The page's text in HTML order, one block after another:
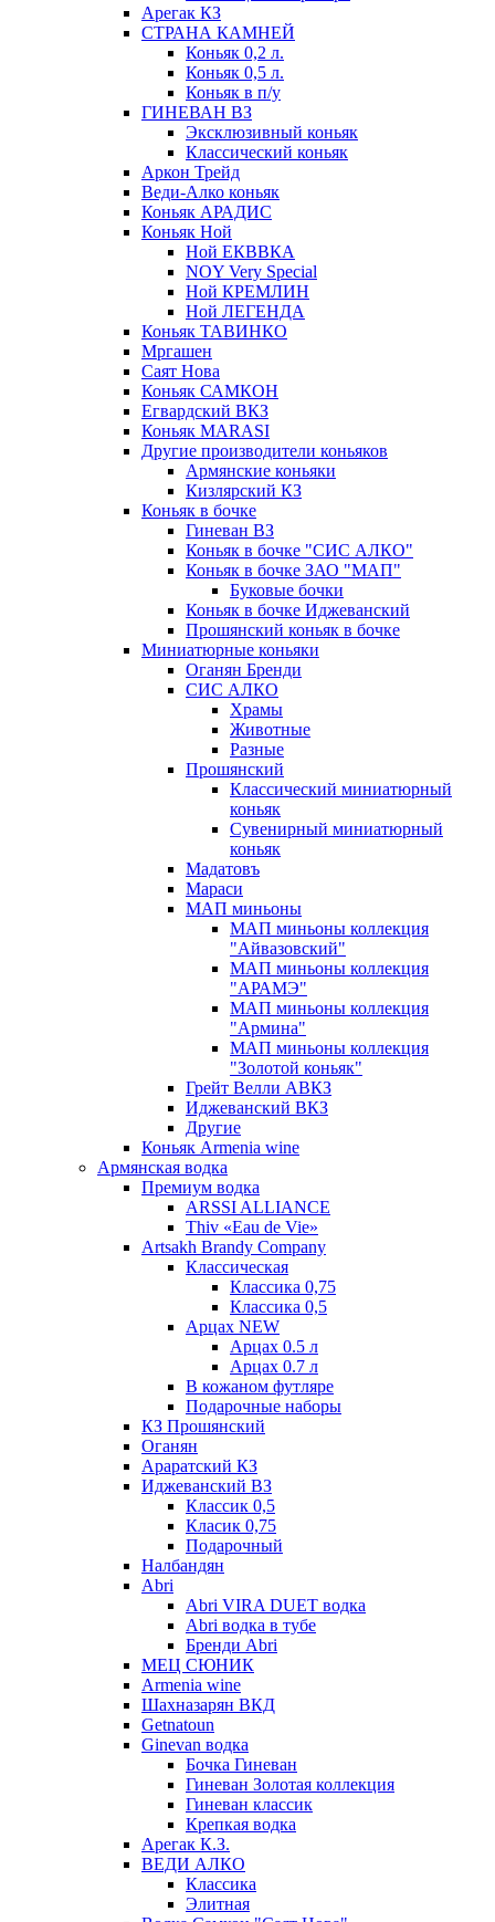
Арегак КЗ
СТРАНА КАМНЕЙ
Коньяк 0,2 л.
Коньяк 0,5 л.
Коньяк в п/у
ГИНЕВАН ВЗ
Эксклюзивный коньяк
Классический коньяк
Аркон Трейд
Веди-Алко коньяк
Коньяк АРАДИС
Коньяк Ной
Ной ЕКВВКА
NOY Very Special
Ной КРЕМЛИН
Ной ЛЕГЕНДА
Коньяк ТАВИНКО
Мргашен
Саят Нова
Коньяк САМКОН
Егвардский ВКЗ
Коньяк MARASI
Другие производители коньяков
Армянские коньяки
Кизлярский КЗ
Коньяк в бочке
Гиневан ВЗ
Коньяк в бочке "СИС АЛКО"
Коньяк в бочке ЗАО "МАП"
Буковые бочки
Коньяк в бочке Иджеванский
Прошянский коньяк в бочке
Миниатюрные коньяки
Оганян Бренди
СИС АЛКО
Храмы
Животные
Разные
Прошянский
Классический миниатюрный
коньяк
Сувенирный миниатюрный
коньяк
Мадатовъ
Мараси
МАП миньоны
МАП миньоны коллекция
"Айвазовский"
МАП миньоны коллекция
"АРАМЭ"
МАП миньоны коллекция
"Армина"
МАП миньоны коллекция
"Золотой коньяк"
Грейт Велли АВКЗ
Иджеванский ВКЗ
Другие
Коньяк Armenia wine
Армянская водка
Премиум водка
ARSSI ALLIANCE
Thiv «Eau de Vie»
Artsakh Brandy Company
Классическая
Классика 0,75
Классика 0,5
Арцах NEW
Арцах 0.5 л
Арцах 0.7 л
В кожаном футляре
Подарочные наборы
КЗ Прошянский
Оганян
Араратский КЗ
Иджеванский ВЗ
Классик 0,5
Класик 0,75
Подарочный
Налбандян
Abri
Abri VIRA DUET водка
Abri водка в тубе
Бренди Abri
МЕЦ СЮНИК
Armenia wine
Шахназарян ВКД
Getnatoun
Ginevan водка
Бочка Гиневан
Гиневан Золотая коллекция
Гиневан классик
Крепкая водка
Арегак К.З.
ВЕДИ АЛКО
Классика
Элитная